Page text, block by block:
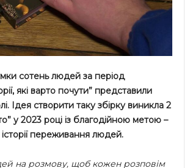
сотень людей за період
які варто почути” представили
Ідея створити таку збірку виникла 2
у 2023 році із благодійною метою –
переживання людей.
на розмову, щоб кожен розповім